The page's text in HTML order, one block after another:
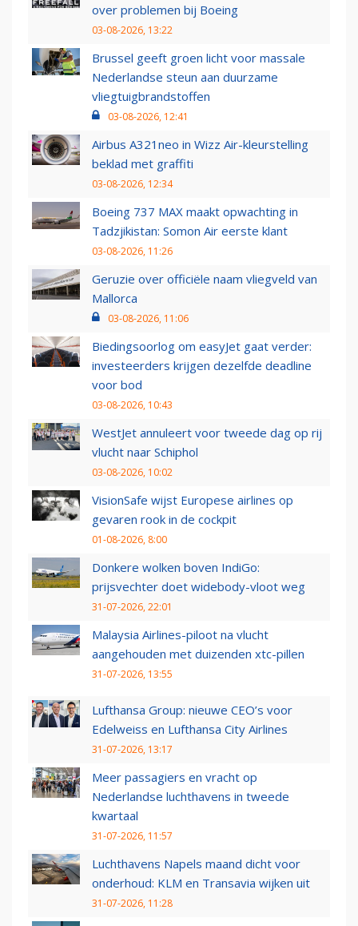
over problemen bij Boeing
03-08-2026, 13:22
Brussel geeft groen licht voor massale
Nederlandse steun aan duurzame
vliegtuigbrandstoffen
03-08-2026, 12:41
Airbus A321neo in Wizz Air-kleurstelling
beklad met graffiti
03-08-2026, 12:34
Boeing 737 MAX maakt opwachting in
Tadzjikistan: Somon Air eerste klant
03-08-2026, 11:26
Geruzie over officiële naam vliegveld van
Mallorca
03-08-2026, 11:06
Biedingsoorlog om easyJet gaat verder:
investeerders krijgen dezelfde deadline
voor bod
03-08-2026, 10:43
WestJet annuleert voor tweede dag op rij
vlucht naar Schiphol
03-08-2026, 10:02
VisionSafe wijst Europese airlines op
gevaren rook in de cockpit
01-08-2026, 8:00
Donkere wolken boven IndiGo:
prijsvechter doet widebody-vloot weg
31-07-2026, 22:01
Malaysia Airlines-piloot na vlucht
aangehouden met duizenden xtc-pillen
31-07-2026, 13:55
Lufthansa Group: nieuwe CEO’s voor
Edelweiss en Lufthansa City Airlines
31-07-2026, 13:17
Meer passagiers en vracht op
Nederlandse luchthavens in tweede
kwartaal
31-07-2026, 11:57
Luchthavens Napels maand dicht voor
onderhoud: KLM en Transavia wijken uit
31-07-2026, 11:28